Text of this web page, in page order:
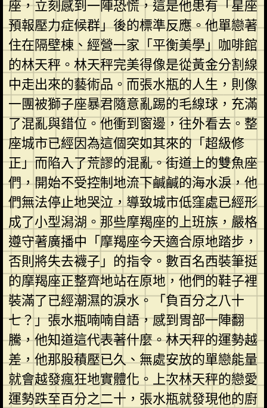
座，立刻感到一陣恐慌，這是他患有「星座
預報壓力症候群」後的標準反應。他單戀著
住在隔壁棟、經營一家「平衡美學」咖啡館
的林天秤。林天秤完美得像是從黃金分割線
中走出來的藝術品。而張水瓶的人生，則像
一團被獅子座暴君隨意亂踢的毛線球，充滿
了混亂與錯位。他衝到窗邊，往外看去。整
座城市已經因為這個突如其來的「超級修
正」而陷入了荒謬的混亂。街道上的雙魚座
們，開始不受控制地流下鹹鹹的海水淚，他
們無法停止地哭泣，導致城市低窪處已經形
成了小型潟湖。那些摩羯座的上班族，嚴格
遵守著廣播中「摩羯座今天適合原地踏步，
否則將失去襪子」的指令。數百名西裝筆挺
的摩羯座正整齊地站在原地，他們的鞋子裡
裝滿了已經潮濕的淚水。「負百分之八十
七？」張水瓶喃喃自語，感到胃部一陣翻
騰，他知道這代表著什麼。林天秤的運勢越
差，他那股積壓已久、無處安放的單戀能量
就會越發瘋狂地實體化。上次林天秤的戀愛
運勢跌至百分之二十，張水瓶就發現他的廚